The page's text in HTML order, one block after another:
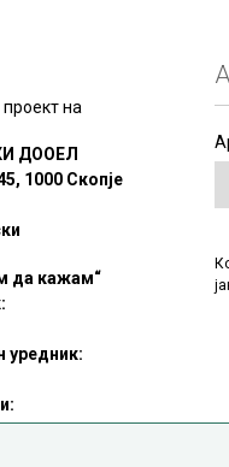
на
ДООЕЛ
1000 Скопје
да кажам“
уредник: